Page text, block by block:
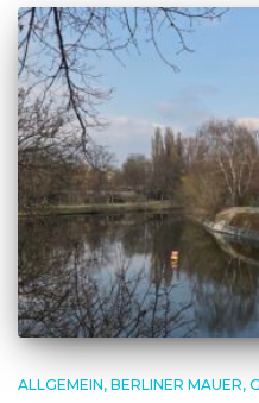
ALLGEMEIN BERLINER MAUER